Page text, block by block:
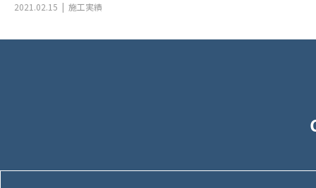
2021.02.15 施工実績